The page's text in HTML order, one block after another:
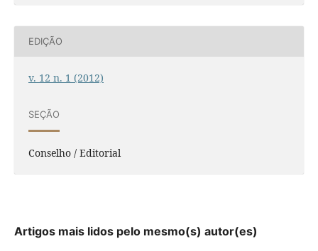
EDIÇÃO
v. 12 n. 1 (2012)
SEÇÃO
Conselho / Editorial
Artigos mais lidos pelo mesmo(s) autor(es)